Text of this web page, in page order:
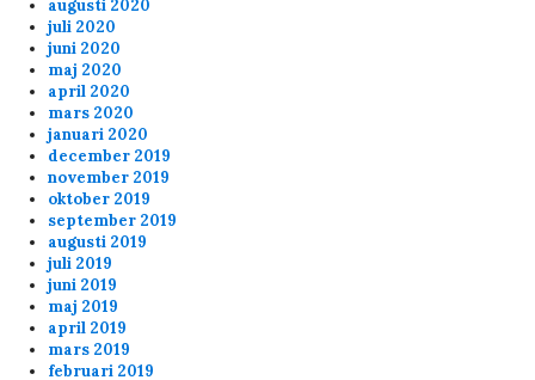
augusti 2020
juli 2020
juni 2020
maj 2020
april 2020
mars 2020
januari 2020
december 2019
november 2019
oktober 2019
september 2019
augusti 2019
juli 2019
juni 2019
maj 2019
april 2019
mars 2019
februari 2019